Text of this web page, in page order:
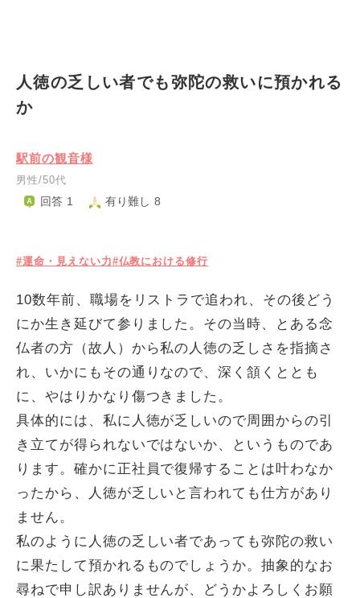
人徳の乏しい者でも弥陀の救いに預かれる
か
駅前の観音様
男性/50代
回答 1 有り難し 8
#運命・見えない力#仏教における修行
10数年前、職場をリストラで追われ、その後どう
にか生き延びて参りました。その当時、とある念
仏者の方（故人）から私の人徳の乏しさを指摘さ
れ、いかにもその通りなので、深く頷くととも
に、やはりかなり傷つきました。
具体的には、私に人徳が乏しいので周囲からの引
き立てが得られないではないか、というものであ
ります。確かに正社員で復帰することは叶わなか
ったから、人徳が乏しいと言われても仕方があり
ません。
私のように人徳の乏しい者であっても弥陀の救い
に果たして預かれるものでしょうか。抽象的なお
尋ねで申し訳ありませんが、どうかよろしくお願